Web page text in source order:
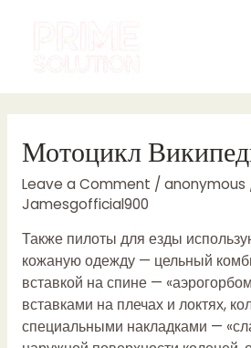
Мотоцикл
Leave a Comment / anonymous
Jamesgofficial900
Также пилоты для езды
кожаную одежду — цельный
вставкой на спине —
вставками на плечах и локтях,
специальными накладками —